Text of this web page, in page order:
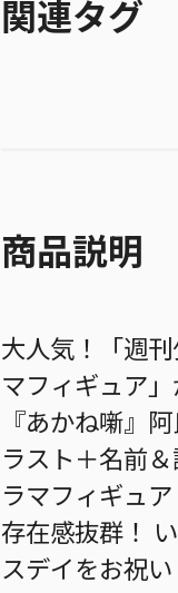
関連タグ
商品説明
大人気！「週
マフィギュア」
『あかね噺』
ラスト＋名前
ラマフィギュア
存在感抜群！
スデイをお祝